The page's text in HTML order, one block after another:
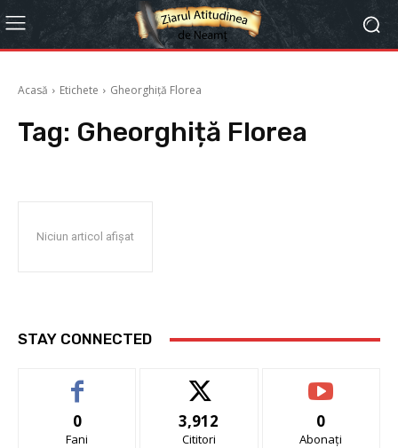
Acasă Etichete Gheorghiță Florea
Tag: Gheorghiță Florea
Niciun articol afișat
STAY CONNECTED
0
Fani
3,912
Cititori
0
Abonați